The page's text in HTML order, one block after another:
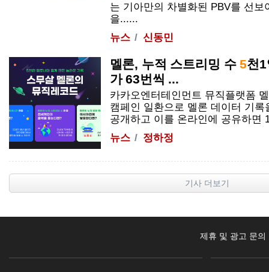
는 기아만의 차별화된 PBV를 선보
을......
뉴스
신동민
멜론, 누적 스트리밍 수5천1
가 63번씩 ...
카카오엔터테인먼트 뮤직플랫폼
캠페인 일환으로 멜론 데이터 기
공개하고 이를 온라인에 공유하면
뉴스
정하정
기사 더보기
제휴 및 광고 문의